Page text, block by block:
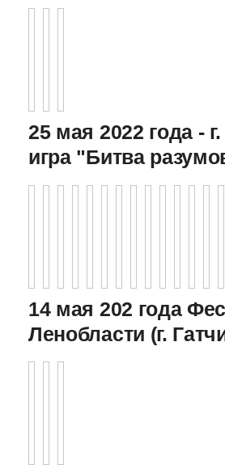
25 мая 2022 года -
игра "Битва
14 мая 202 года
Ленобласти (г.